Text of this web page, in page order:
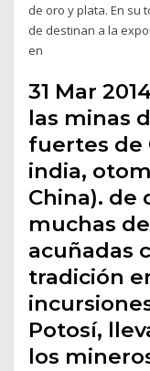
de oro y plata. En su
de destinan a la
en
31 Mar
las minas
fuertes de
india,
China). de
muchas
acuñadas
tradición
Potosí,
los